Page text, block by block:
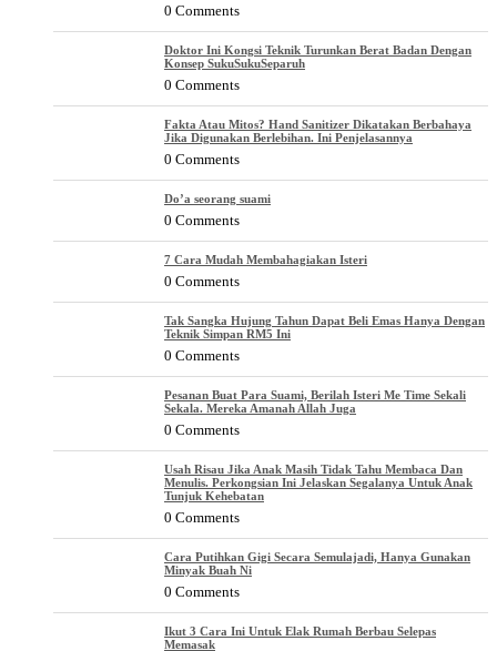
0 Comments
Doktor Ini Kongsi Teknik Turunkan Berat Badan Dengan
Konsep SukuSukuSeparuh
0 Comments
Fakta Atau Mitos? Hand Sanitizer Dikatakan Berbahaya
Jika Digunakan Berlebihan. Ini Penjelasannya
0 Comments
Do’a seorang suami
0 Comments
7 Cara Mudah Membahagiakan Isteri
0 Comments
Tak Sangka Hujung Tahun Dapat Beli Emas Hanya Dengan
Teknik Simpan RM5 Ini
0 Comments
Pesanan Buat Para Suami, Berilah Isteri Me Time Sekali
Sekala. Mereka Amanah Allah Juga
0 Comments
Usah Risau Jika Anak Masih Tidak Tahu Membaca Dan
Menulis. Perkongsian Ini Jelaskan Segalanya Untuk Anak
Tunjuk Kehebatan
0 Comments
Cara Putihkan Gigi Secara Semulajadi, Hanya Gunakan
Minyak Buah Ni
0 Comments
Ikut 3 Cara Ini Untuk Elak Rumah Berbau Selepas
Memasak